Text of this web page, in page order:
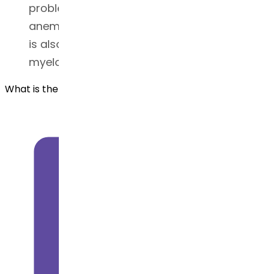
problem) subtypes, including refractory
anemia or chronic leukemia. This medicine
is also used to treat juvenile
myelomonocytic leukemia (JMML).
What is the BCS classification for Azacitidine?